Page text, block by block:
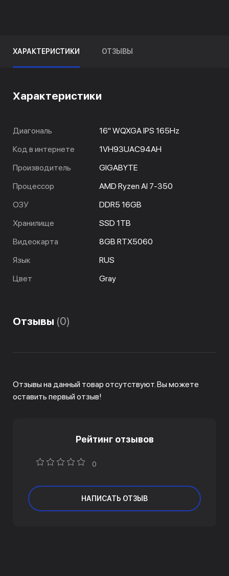
ХАРАКТЕРИСТИКИ ОТЗЫВЫ
Характеристики
Диагональ
16" WQXGA IPS 165Hz
Код в интернете
1VH93UAC94AH
Производитель
GIGABYTE
Процессор
AMD Ryzen AI 7-350
ОЗУ
DDR5 16GB
Хранилище
SSD 1TB
Видеокарта
8GB RTX5060
Язык
RUS
Цвет
Gray
Отзывы (0)
Отзывы на данный товар отсутствуют. Вы можете
оставить первый отзыв!
Рейтинг отзывов
0
НАПИСАТЬ ОТЗЫВ